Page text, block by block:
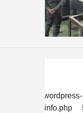
wordpress-
reportinfo.php